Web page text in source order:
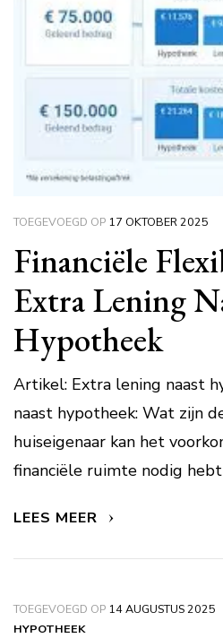
TOEGEVOEGD OP 17 OKTOBER 2025
Financiële
Extra Lening
Hypotheek
Artikel: Extra lening naast
naast hypotheek: Wat zijn
huiseigenaar kan het
financiële ruimte nodig
LEES MEER
TOEGEVOEGD OP 14 AUGUSTUS 2025
HYPOTHEEK